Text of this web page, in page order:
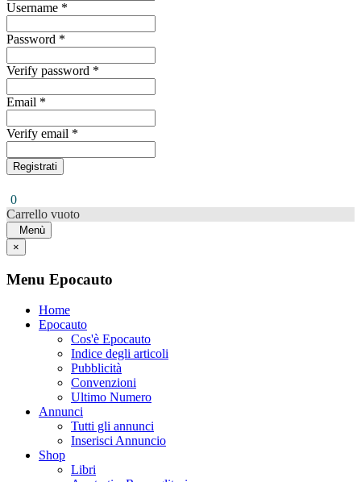
Username *
Password *
Verify password *
Email *
Verify email *
Registrati
0
Carrello vuoto
Menù
×
Menu Epocauto
Home
Epocauto
Cos'è Epocauto
Indice degli articoli
Pubblicità
Convenzioni
Ultimo Numero
Annunci
Tutti gli annunci
Inserisci Annuncio
Shop
Libri